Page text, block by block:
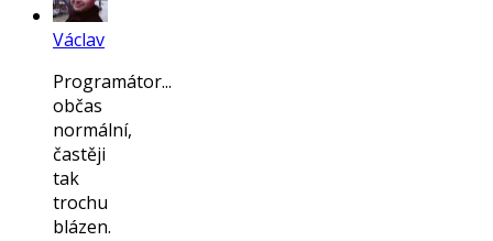
Václav
Programátor...
občas
normální,
častěji
tak
trochu
blázen.